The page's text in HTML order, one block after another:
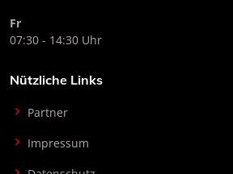
Fr
07:30 - 14:30 Uhr
Nützliche Links
Partner
Impressum